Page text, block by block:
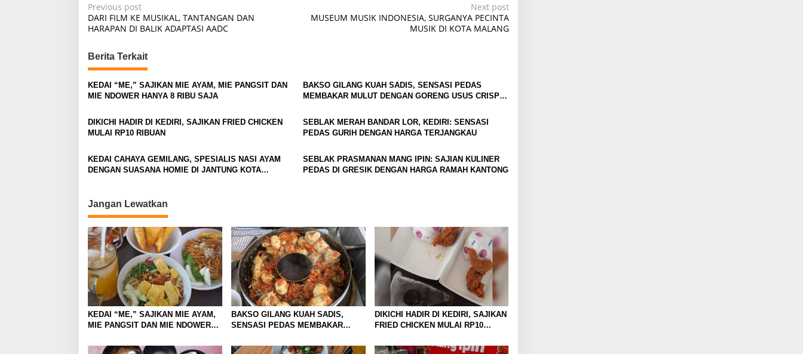
P
o
t
a
i
a
t
o
n
Previous post
DARI FILM KE MUSIKAL, TANTANGAN DAN
HARAPAN DI BALIK ADAPTASI AADC
Next post
MUSEUM MUSIK INDONESIA, SURGANYA PECINTA
MUSIK DI KOTA MALANG
Berita Terkait
KEDAI “ME,” SAJIKAN MIE AYAM, MIE PANGSIT DAN
MIE NDOWER HANYA 8 RIBU SAJA
BAKSO GILANG KUAH SADIS, SENSASI PEDAS
MEMBAKAR MULUT DENGAN GORENG USUS CRISPY
DIKICHI HADIR DI KEDIRI, SAJIKAN FRIED CHICKEN
MULAI RP10 RIBUAN
SEBLAK MERAH BANDAR LOR, KEDIRI: SENSASI
PEDAS GURIH DENGAN HARGA TERJANGKAU
KEDAI CAHAYA GEMILANG, SPESIALIS NASI AYAM
DENGAN SUASANA HOMIE DI JANTUNG KOTA
SEBLAK PRASMANAN MANG IPIN: SAJIAN KULINER
PEDAS DI GRESIK DENGAN HARGA RAMAH KANTONG
Jangan Lewatkan
KEDAI “ME,” SAJIKAN MIE AYAM,
MIE PANGSIT DAN MIE NDOWER
BAKSO GILANG KUAH SADIS,
SENSASI PEDAS MEMBAKAR
CRISPY IKONIKNYA
DIKICHI HADIR DI KEDIRI, SAJIKAN
FRIED CHICKEN MULAI RP10